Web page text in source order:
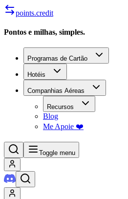
points.credit
Pontos e milhas, simples.
Programas de Cartão
Hotéis
Companhias Aéreas
Recursos
Blog
Me Apoie ❤️
Toggle menu